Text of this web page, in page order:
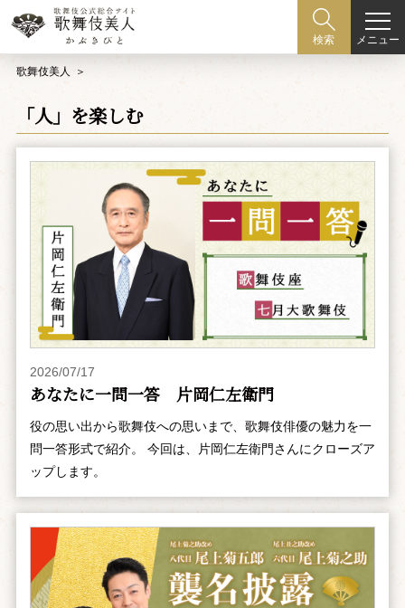
検索 メニュー
歌舞伎美人
「人」を楽しむ
2026/07/17
あなたに一問一答 片岡仁左衛門
役の思い出から歌舞伎への思いまで、歌舞伎俳優の魅力を一
問一答形式で紹介。 今回は、片岡仁左衛門さんにクローズア
ップします。